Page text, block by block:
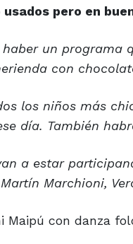
pero en
un programa
con
los niños más
día. También
a estar
Marchioni,
Maipú con danza